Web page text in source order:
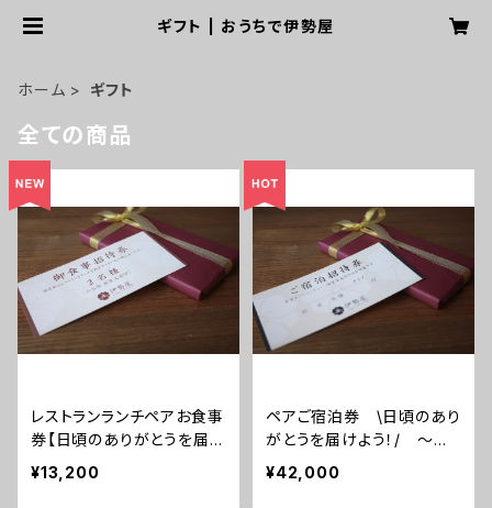
ギフト | おうちで伊勢屋
ホーム ギフト
全ての商品
レストランランチペアお食事
券【日頃のありがとうを届け
よう！】～大浴場温泉入浴付
き～
¥13,200
ペアご宿泊券 \日頃のあり
がとうを届けよう！/ ～ス
タンダードルーム1泊2食付
¥42,000